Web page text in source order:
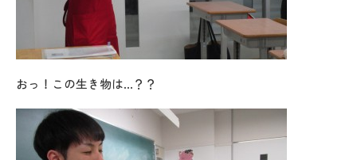
おっ！この生き物は…？？